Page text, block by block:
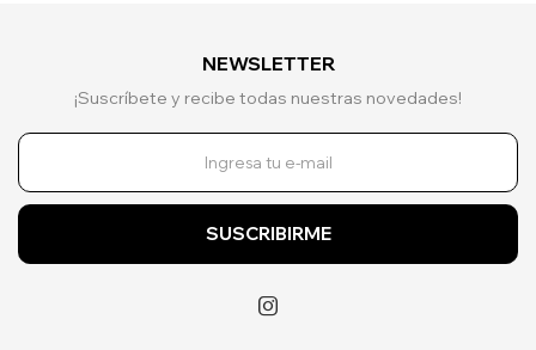
NEWSLETTER
¡Suscríbete y recibe todas nuestras novedades!
SUSCRIBIRME
